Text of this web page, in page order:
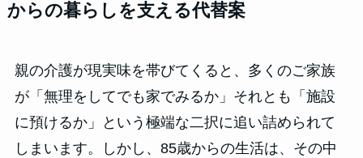
からの暮らしを支える代替案
親の介護が現実味を帯びてくると、多くのご家族
が「無理をしてでも家でみるか」それとも「施設
に預けるか」という極端な二択に追い詰められて
しまいます。しかし、85歳からの生活は、その中